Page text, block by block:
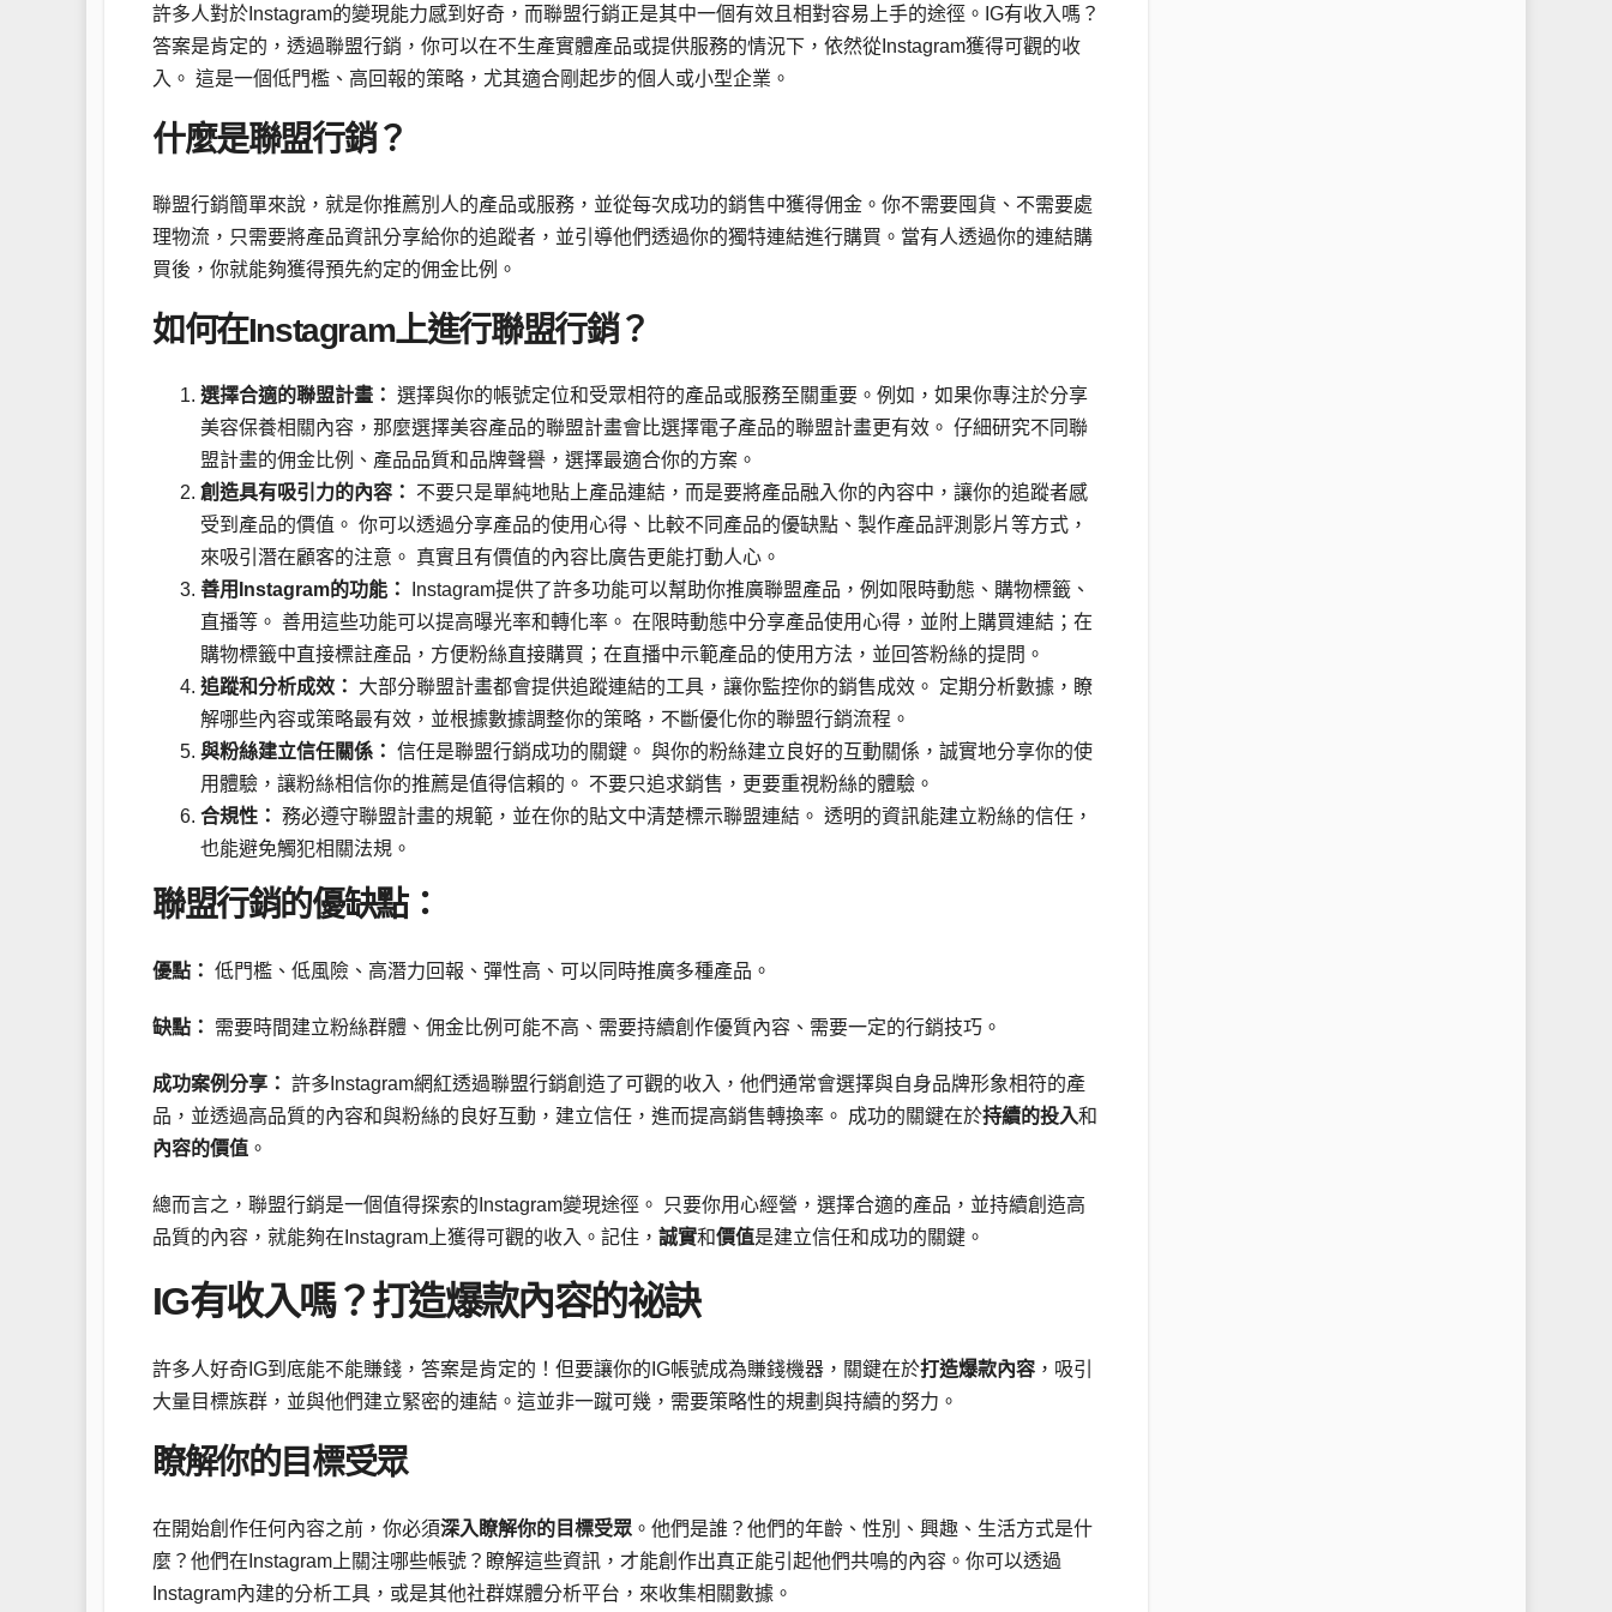
許多人對於Instagram的變現能力感到好奇，而聯盟行銷正是其中一個有效且相對容易上手的途徑。IG有收入嗎？
答案是肯定的，透過聯盟行銷，你可以在不生產實體產品或提供服務的情況下，依然從Instagram獲得可觀的收
入。 這是一個低門檻、高回報的策略，尤其適合剛起步的個人或小型企業。
什麼是聯盟行銷？
聯盟行銷簡單來說，就是你推薦別人的產品或服務，並從每次成功的銷售中獲得佣金。你不需要囤貨、不需要處
理物流，只需要將產品資訊分享給你的追蹤者，並引導他們透過你的獨特連結進行購買。當有人透過你的連結購
買後，你就能夠獲得預先約定的佣金比例。
如何在Instagram上進行聯盟行銷？
選擇合適的聯盟計畫： 選擇與你的帳號定位和受眾相符的產品或服務至關重要。例如，如果你專注於分享
美容保養相關內容，那麼選擇美容產品的聯盟計畫會比選擇電子產品的聯盟計畫更有效。 仔細研究不同聯
盟計畫的佣金比例、產品品質和品牌聲譽，選擇最適合你的方案。
創造具有吸引力的內容：
不要只是單純地貼上產品連結，而是要將產品融入你的內容中，讓你的追蹤者感
受到產品的價值。 你可以透過分享產品的使用心得、比較不同產品的優缺點、製作產品評測影片等方式，
來吸引潛在顧客的注意。 真實且有價值的內容比廣告更能打動人心。
善用Instagram的功能：
Instagram提供了許多功能可以幫助你推廣聯盟產品，例如限時動態、購物標籤、
直播等。 善用這些功能可以提高曝光率和轉化率。 在限時動態中分享產品使用心得，並附上購買連結；在
購物標籤中直接標註產品，方便粉絲直接購買；在直播中示範產品的使用方法，並回答粉絲的提問。
追蹤和分析成效：
大部分聯盟計畫都會提供追蹤連結的工具，讓你監控你的銷售成效。 定期分析數據，瞭
解哪些內容或策略最有效，並根據數據調整你的策略，不斷優化你的聯盟行銷流程。
與粉絲建立信任關係： 信任是聯盟行銷成功的關鍵。 與你的粉絲建立良好的互動關係，誠實地分享你的使
用體驗，讓粉絲相信你的推薦是值得信賴的。 不要只追求銷售，更要重視粉絲的體驗。
合規性： 務必遵守聯盟計畫的規範，並在你的貼文中清楚標示聯盟連結。 透明的資訊能建立粉絲的信任，
也能避免觸犯相關法規。
聯盟行銷的優缺點：
優點： 低門檻、低風險、高潛力回報、彈性高、可以同時推廣多種產品。
缺點： 需要時間建立粉絲群體、佣金比例可能不高、需要持續創作優質內容、需要一定的行銷技巧。
成功案例分享： 許多Instagram網紅透過聯盟行銷創造了可觀的收入，他們通常會選擇與自身品牌形象相符的產
品，並透過高品質的內容和與粉絲的良好互動，建立信任，進而提高銷售轉換率。 成功的關鍵在於持續的投入和
內容的價值 。
總而言之，聯盟行銷是一個值得探索的Instagram變現途徑。 只要你用心經營，選擇合適的產品，並持續創造高
品質的內容，就能夠在Instagram上獲得可觀的收入。記住， 誠實和價值是建立信任和成功的關鍵。
IG有收入嗎？打造爆款內容的祕訣
許多人好奇IG到底能不能賺錢，答案是肯定的！但要讓你的IG帳號成為賺錢機器，關鍵在於打造爆款內容 ，吸引
大量目標族群，並與他們建立緊密的連結。這並非一蹴可幾，需要策略性的規劃與持續的努力。
瞭解你的目標受眾
在開始創作任何內容之前，你必須深入瞭解你的目標受眾 。他們是誰？他們的年齡、性別、興趣、生活方式是什
麼？他們在Instagram上關注哪些帳號？瞭解這些資訊，才能創作出真正能引起他們共鳴的內容。你可以透過
Instagram內建的分析工具，或是其他社群媒體分析平台，來收集相關數據。